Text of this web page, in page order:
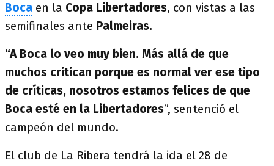
Boca en la Copa Libertadores, con vistas a las
semifinales ante Palmeiras.
“A Boca lo veo muy bien. Más allá de que
muchos critican porque es normal ver ese tipo
de críticas, nosotros estamos felices de que
Boca esté en la Libertadores”, sentenció el
campeón del mundo.
El club de La Ribera tendrá la ida el 28 de